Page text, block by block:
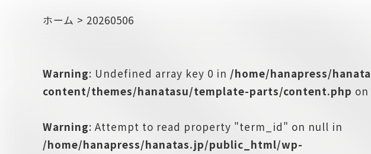
ホーム > 20260506
Warning: Undefined array key 0 in /home/hanapress/
content/themes/hanatasu/template-parts/content.php
Warning: Attempt to read property "term_id" on null in
/home/hanapress/hanatas.jp/public_html/wp-